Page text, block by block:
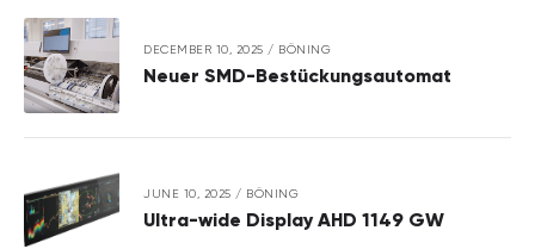
DECEMBER 10, 2025 / BÖNING
Neuer SMD-Bestückungsautomat
JUNE 10, 2025 / BÖNING
Ultra-wide Display AHD 1149 GW